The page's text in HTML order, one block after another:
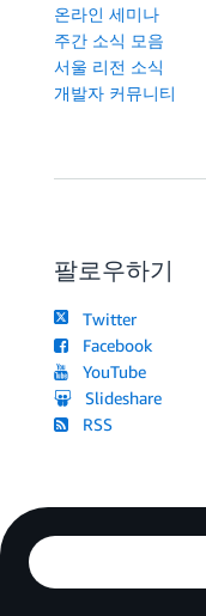
온라인 세미나
주간 소식 모음
서울 리전 소식
개발자 커뮤니티
팔로우하기
Twitter
Facebook
YouTube
Slideshare
RSS